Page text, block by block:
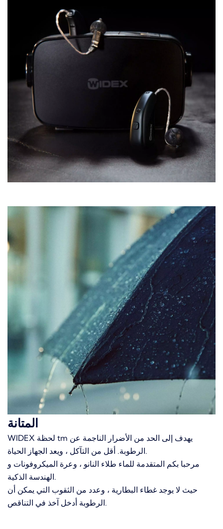
المتانة
WIDEX لحظة tm يهدف إلى الحد من الأضرار الناجمة عن
الرطوبة.أقل من التآكل ، ويعد الجهاز الحياة.
مرحبا بكم المتقدمة للماء طلاء النانو ، وعرة الميكروفونات و
الهندسة الذكية.
حيث لا يوجد غطاء البطارية ، وعدد من الثقوب التي يمكن أن
الرطوبة أدخل آخذ في التناقص.